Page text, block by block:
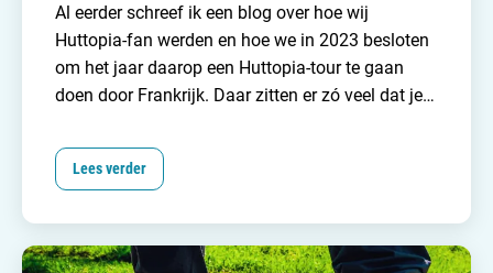
Al eerder schreef ik een blog over hoe wij
Huttopia-fan werden en hoe we in 2023 besloten
om het jaar daarop een Huttopia-tour te gaan
doen door Frankrijk. Daar zitten er zó veel dat je
voor vijf campings zo’n kleine drie weken
uitgetrokken en waren enorm benieuwd naar de
Lees verder